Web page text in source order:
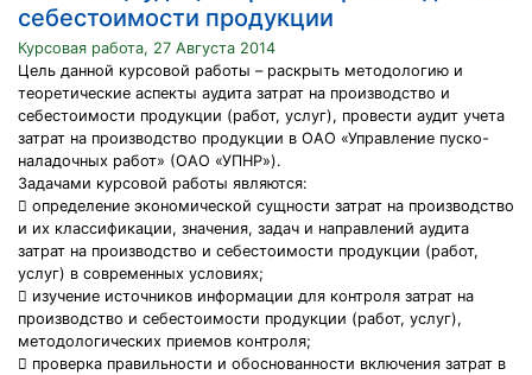
себестоимости продукции
Курсовая работа, 27 Августа 2014
Цель данной курсовой работы – раскрыть методологию и
теоретические аспекты аудита затрат на производство и
себестоимости продукции (работ, услуг), провести аудит учета
затрат на производство продукции в ОАО «Управление пуско-
наладочных работ» (ОАО «УПНР»).
Задачами курсовой работы являются:
 определение экономической сущности затрат на производство
и их классификации, значения, задач и направлений аудита
затрат на производство и себестоимости продукции (работ,
услуг) в современных условиях;
 изучение источников информации для контроля затрат на
производство и себестоимости продукции (работ, услуг),
методологических приемов контроля;
 проверка правильности и обоснованности включения затрат в